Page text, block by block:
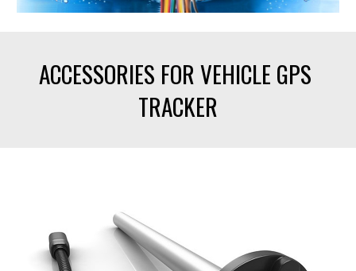
ACCESSORIES FOR VEHICLE GPS
TRACKER